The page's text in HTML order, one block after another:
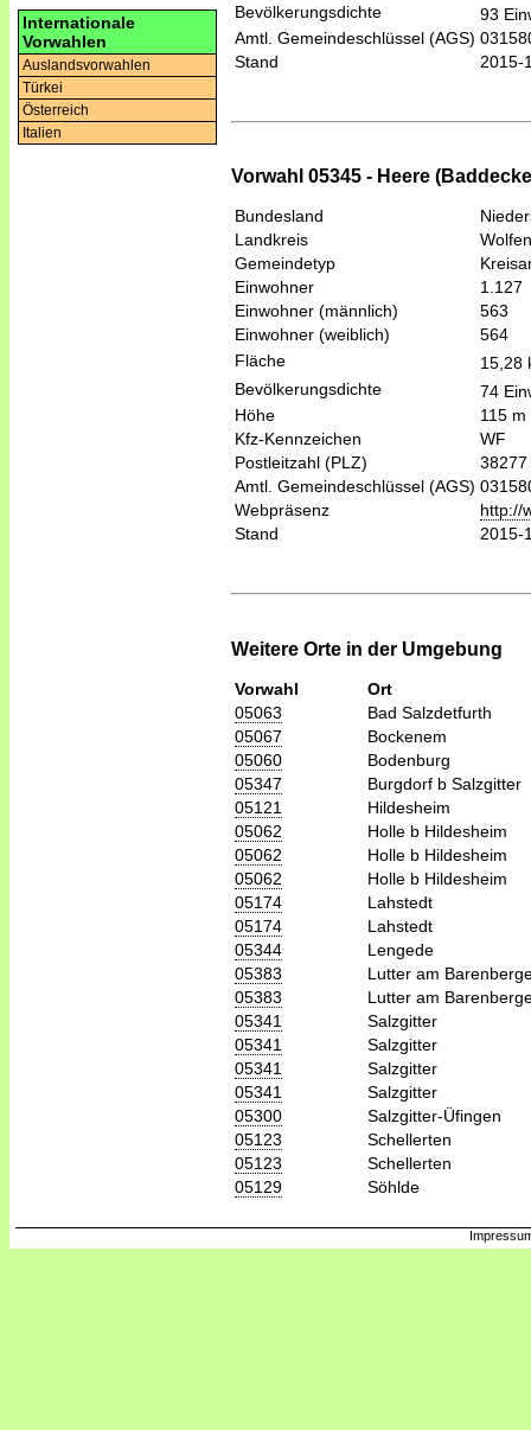
Internationale
Vorwahlen
Auslandsvorwahlen
Türkei
Österreich
Italien
Bevölkerungsdichte
93
Amtl. Gemeindeschlüssel (AGS)
Stand
2015-
Vorwahl 05345 - Heere
Bundesland
Landkreis
Gemeindetyp
Einwohner
1.127
Einwohner (männlich)
563
Einwohner (weiblich)
564
Fläche
15,28
Bevölkerungsdichte
74
Höhe
115 m
Kfz-Kennzeichen
WF
Postleitzahl (PLZ)
38277
Amtl. Gemeindeschlüssel (AGS)
Webpräsenz
http://
Stand
2015-
Weitere Orte in der Umgebung
Vorwahl
Ort
05063
Bad Salzdetfurth
05067
Bockenem
05060
Bodenburg
05347
Burgdorf b Salzgitter
05121
Hildesheim
05062
Holle b Hildesheim
05062
Holle b Hildesheim
05062
Holle b Hildesheim
05174
Lahstedt
05174
Lahstedt
05344
Lengede
05383
Lutter am
05383
Lutter am
05341
Salzgitter
05341
Salzgitter
05341
Salzgitter
05341
Salzgitter
05300
Salzgitter-Üfingen
05123
Schellerten
05123
Schellerten
05129
Söhlde